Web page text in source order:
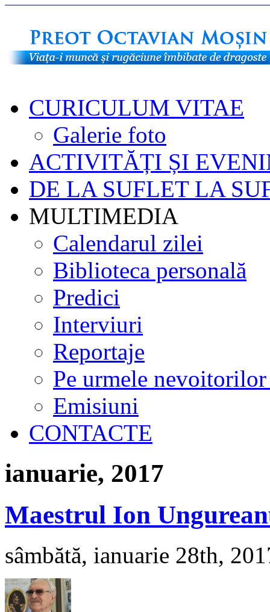
CURICULUM VITAE
Galerie foto
ACTIVITĂȚI ȘI
DE LA SUFLET LA
MULTIMEDIA
Calendarul zilei
Biblioteca personală
Predici
Interviuri
Reportaje
Pe urmele nevoitorilor
Emisiuni
CONTACTE
ianuarie, 2017
Maestrul Ion
sâmbătă, ianuarie 28th,